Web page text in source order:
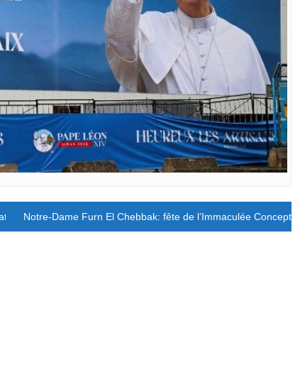
Notre-Dame Furn El Chebbak: fête de l’Immaculée Conception